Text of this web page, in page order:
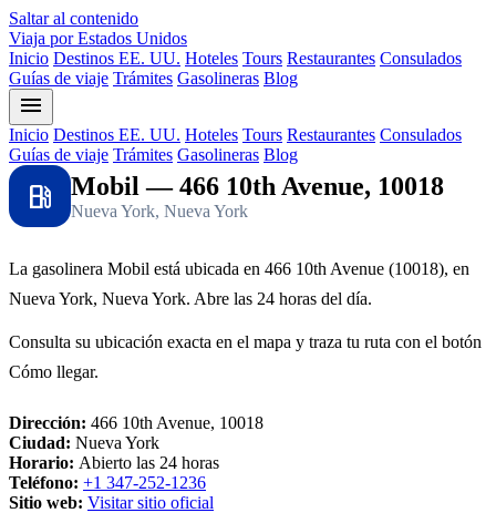
Saltar al contenido
Viaja por Estados Unidos
Inicio Destinos EE. UU. Hoteles Tours Restaurantes Consulados
Guías de viaje Trámites Gasolineras Blog
menu
Inicio Destinos EE. UU. Hoteles Tours Restaurantes Consulados
Guías de viaje Trámites Gasolineras Blog
local_gas_station Mobil — 466 10th Avenue, 10018
Nueva York, Nueva York
La gasolinera Mobil está ubicada en 466 10th Avenue (10018), en
Nueva York, Nueva York. Abre las 24 horas del día.
Consulta su ubicación exacta en el mapa y traza tu ruta con el botón
Cómo llegar.
Dirección: 466 10th Avenue, 10018
Ciudad: Nueva York
Horario: Abierto las 24 horas
Teléfono: +1 347-252-1236
Sitio web: Visitar sitio oficial